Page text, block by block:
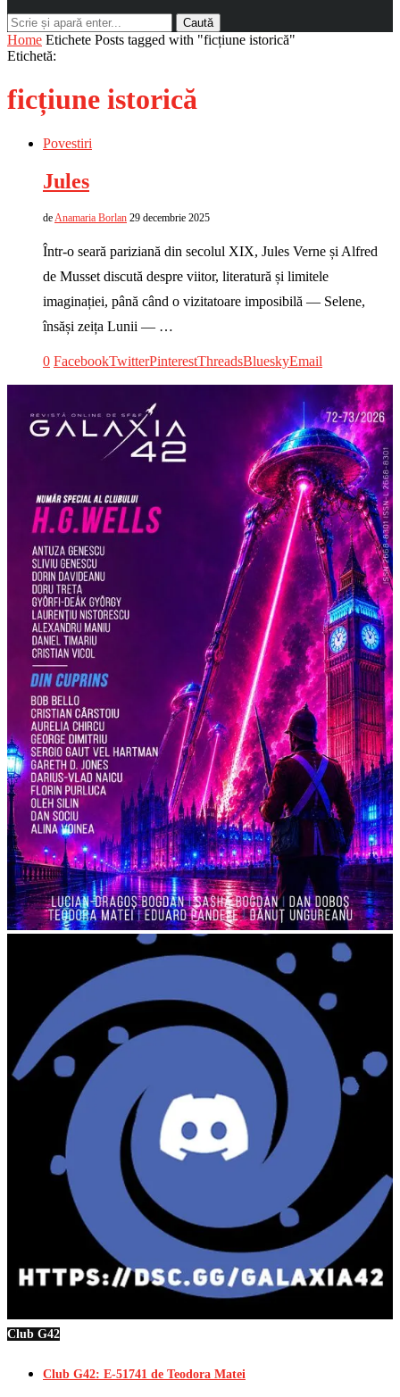
Caută
Home Etichete Posts tagged with "ficțiune istorică"
Etichetă:
ficțiune istorică
Povestiri
Jules
de Anamaria Borlan 29 decembrie 2025
Într-o seară pariziană din secolul XIX, Jules Verne și Alfred
de Musset discută despre viitor, literatură și limitele
imaginației, până când o vizitatoare imposibilă — Selene,
însăși zeița Lunii — …
0 FacebookTwitterPinterestThreadsBlueskyEmail
Club G42
Club G42: E-51741 de Teodora Matei